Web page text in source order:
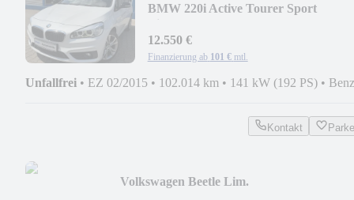
BMW 220i Active Tourer Sport
12.550 €
Finanzierung ab 101 € mtl.
Unfallfrei • EZ 02/2015 • 102.014 km • 141 kW (192 PS) •
Kontakt
Volkswagen Beetle Lim.